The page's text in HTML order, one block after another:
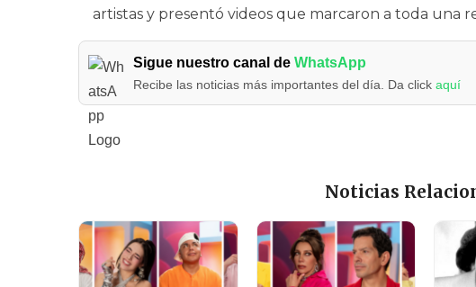
artistas y presentó videos que marcaron a toda una
Sigue nuestro canal de WhatsApp
Recibe las noticias más importantes del día. Da click aquí
Noticias